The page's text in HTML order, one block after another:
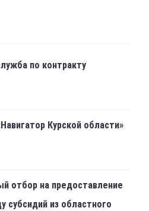
по контракту
Курской области»
отбор на предоставление
субсидий из областного